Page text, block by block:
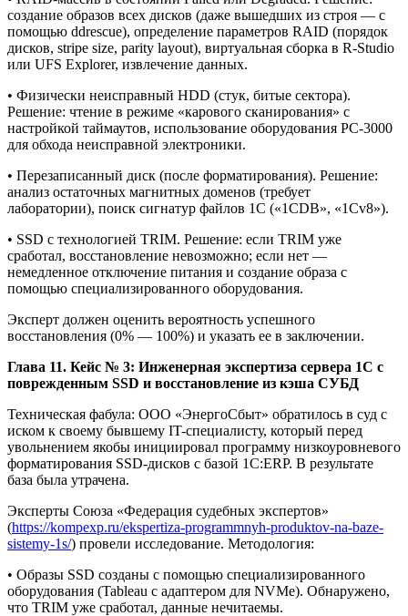
создание образов всех дисков (даже вышедших из строя — с
помощью ddrescue), определение параметров RAID (порядок
дисков, stripe size, parity layout), виртуальная сборка в R-Studio
или UFS Explorer, извлечение данных.
• Физически неисправный HDD (стук, битые сектора).
Решение: чтение в режиме «карового сканирования» с
настройкой таймаутов, использование оборудования PC-3000
для обхода неисправной электроники.
• Перезаписанный диск (после форматирования). Решение:
анализ остаточных магнитных доменов (требует
лаборатории), поиск сигнатур файлов 1С («1CDB», «1Cv8»).
• SSD с технологией TRIM. Решение: если TRIM уже
сработал, восстановление невозможно; если нет —
немедленное отключение питания и создание образа с
помощью специализированного оборудования.
Эксперт должен оценить вероятность успешного
восстановления (0% — 100%) и указать ее в заключении.
Глава 11. Кейс № 3: Инженерная экспертиза сервера 1С с
поврежденным SSD и восстановление из кэша СУБД
Техническая фабула: ООО «ЭнергоСбыт» обратилось в суд с
иском к своему бывшему IT-специалисту, который перед
увольнением якобы инициировал программу низкоуровневого
форматирования SSD-дисков с базой 1С:ERP. В результате
база была утрачена.
Эксперты Союза «Федерация судебных экспертов»
(https://kompexp.ru/ekspertiza-programmnyh-produktov-na-baze-
sistemy-1s/) провели исследование. Методология:
• Образы SSD созданы с помощью специализированного
оборудования (Tableau с адаптером для NVMe). Обнаружено,
что TRIM уже сработал, данные нечитаемы.